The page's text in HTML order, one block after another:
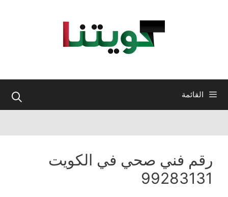
القائمة
رقم فني صحي في الكويت
99283131